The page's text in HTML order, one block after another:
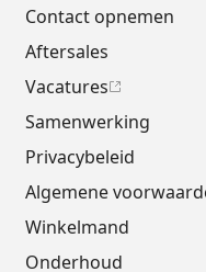
Contact opnemen
Aftersales
Vacatures
Samenwerking
Privacybeleid
Algemene
Winkelmand
Onderhoud